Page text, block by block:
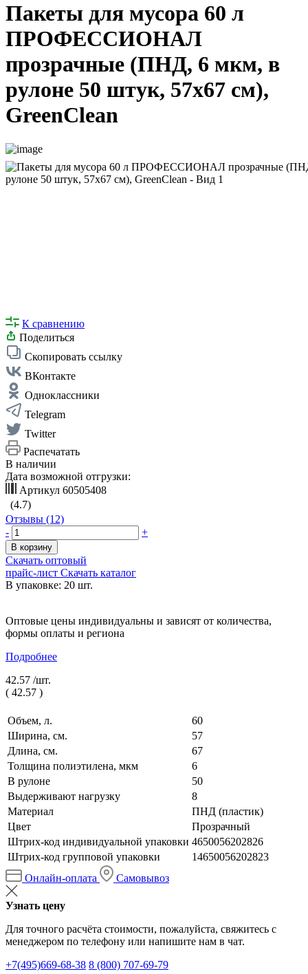
Пакеты для мусора 60 л
ПРОФЕССИОНАЛ
прозрачные (ПНД, 6 мкм, в
рулоне 50 штук, 57х67 см),
GreenClean
К сравнению
Поделиться
Скопировать ссылку
ВКонтакте
Одноклассники
Telegram
Twitter
Распечатать
В наличии
Дата возможной отгрузки:
Артикул 60505408
(4.7)
Отзывы (12)
-
+
В корзину
Скачать оптовый
прайс-лист Скачать каталог
В упаковке: 20 шт.
Оптовые цены индивидуальны и зависят от количества,
формы оплаты и региона
Подробнее
42.57 /шт.
( 42.57 )
Объем, л.
60
Ширина, см.
57
Длина, см.
67
Толщина полиэтилена, мкм
6
В рулоне
50
Выдерживают нагрузку
8
Материал
ПНД (пластик)
Цвет
Прозрачный
Штрих-код индивидуальной упаковки 4650056202826
Штрих-код групповой упаковки
14650056202823
Онлайн-оплата
Самовывоз
Узнать цену
Для точного расчёта стоимости, пожалуйста, свяжитесь с
менеджером по телефону или напишите нам в чат.
+7(495)669-68-38 8 (800) 707-69-79